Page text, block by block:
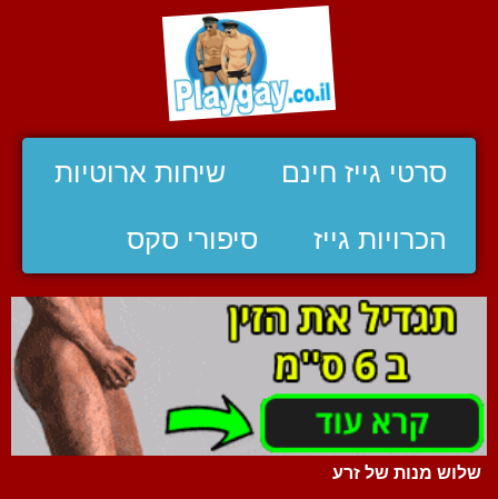
סרטי גייז חינם שיחות ארוטיות
הכרויות גייז סיפורי סקס
שלוש מנות של זרע